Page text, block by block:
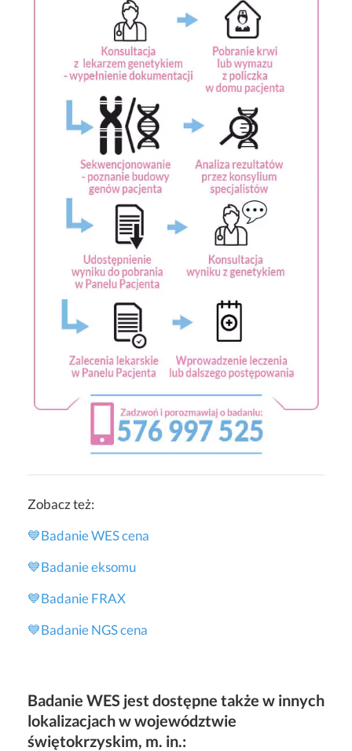
Zobacz też:
💙Badanie WES cena
💙Badanie eksomu
💙Badanie FRAX
💙Badanie NGS cena
Badanie WES jest dostępne także w innych
lokalizacjach w województwie
świętokrzyskim, m. in.: